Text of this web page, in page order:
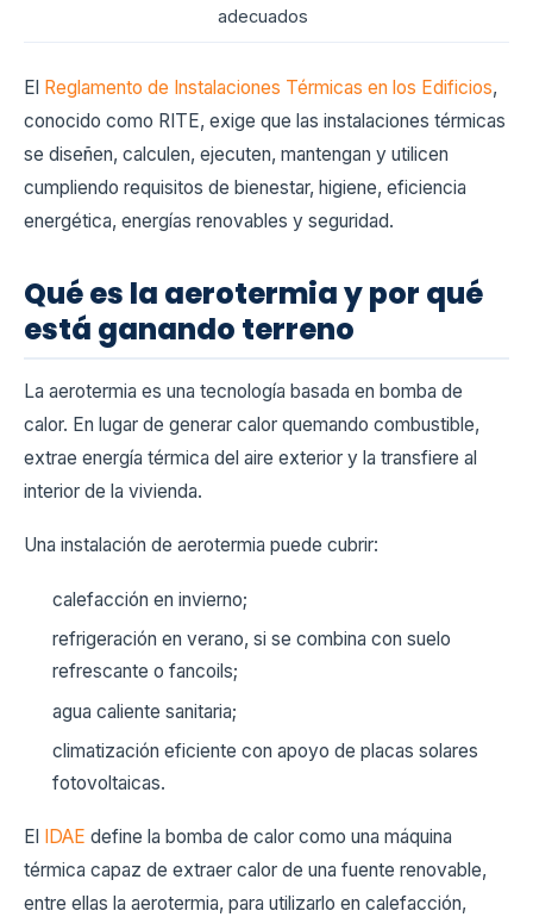
adecuados
El Reglamento de Instalaciones Térmicas en los Edificios,
conocido como RITE, exige que las instalaciones térmicas
se diseñen, calculen, ejecuten, mantengan y utilicen
cumpliendo requisitos de bienestar, higiene, eficiencia
energética, energías renovables y seguridad.
Qué es la aerotermia y por qué
está ganando terreno
La aerotermia es una tecnología basada en bomba de
calor. En lugar de generar calor quemando combustible,
extrae energía térmica del aire exterior y la transfiere al
interior de la vivienda.
Una instalación de aerotermia puede cubrir:
calefacción en invierno;
refrigeración en verano, si se combina con suelo
refrescante o fancoils;
agua caliente sanitaria;
climatización eficiente con apoyo de placas solares
fotovoltaicas.
El IDAE define la bomba de calor como una máquina
térmica capaz de extraer calor de una fuente renovable,
entre ellas la aerotermia, para utilizarlo en calefacción,